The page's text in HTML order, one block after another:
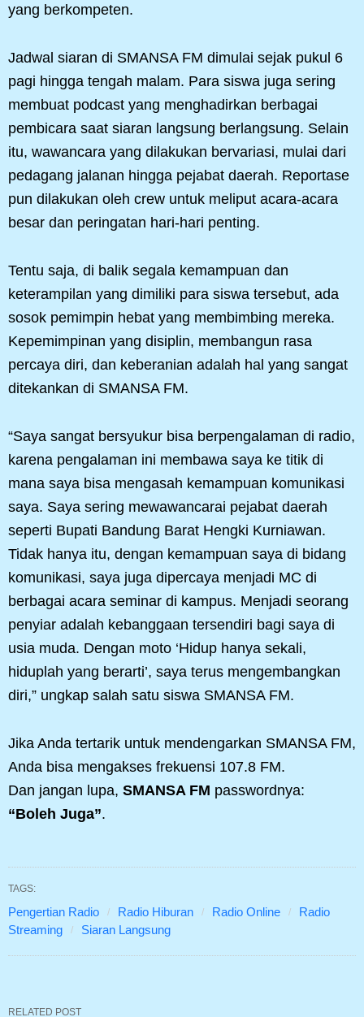
yang berkompeten.
Jadwal siaran di SMANSA FM dimulai sejak pukul 6
pagi hingga tengah malam. Para siswa juga sering
membuat podcast yang menghadirkan berbagai
pembicara saat siaran langsung berlangsung. Selain
itu, wawancara yang dilakukan bervariasi, mulai dari
pedagang jalanan hingga pejabat daerah. Reportase
pun dilakukan oleh crew untuk meliput acara-acara
besar dan peringatan hari-hari penting.
Tentu saja, di balik segala kemampuan dan
keterampilan yang dimiliki para siswa tersebut, ada
sosok pemimpin hebat yang membimbing mereka.
Kepemimpinan yang disiplin, membangun rasa
percaya diri, dan keberanian adalah hal yang sangat
ditekankan di SMANSA FM.
“Saya sangat bersyukur bisa berpengalaman di radio,
karena pengalaman ini membawa saya ke titik di
mana saya bisa mengasah kemampuan komunikasi
saya. Saya sering mewawancarai pejabat daerah
seperti Bupati Bandung Barat Hengki Kurniawan.
Tidak hanya itu, dengan kemampuan saya di bidang
komunikasi, saya juga dipercaya menjadi MC di
berbagai acara seminar di kampus. Menjadi seorang
penyiar adalah kebanggaan tersendiri bagi saya di
usia muda. Dengan moto ‘Hidup hanya sekali,
hiduplah yang berarti’, saya terus mengembangkan
diri,” ungkap salah satu siswa SMANSA FM.
Jika Anda tertarik untuk mendengarkan SMANSA FM,
Anda bisa mengakses frekuensi 107.8 FM.
Dan jangan lupa, SMANSA FM passwordnya:
“Boleh Juga”.
TAGS:
Pengertian Radio Radio Hiburan Radio Online
Radio
Streaming
Siaran Langsung
RELATED POST